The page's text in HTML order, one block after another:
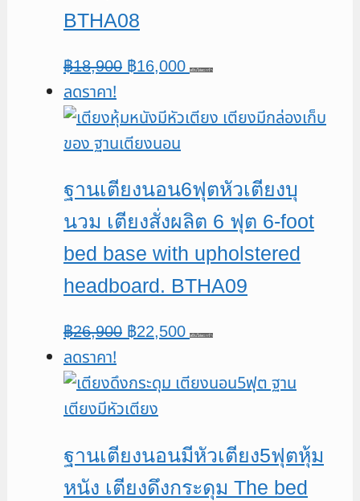
BTHA08
฿18,900 Original
was:
฿18,900.
฿16,000Current
is:
หยิบใส่ตะกร้า
ลดราคา!
ฐานเตียงนอน6ฟุตหัวเตียงบุ
นวม เตียงสั่งผลิต 6 ฟุต 6-foot
bed base with upholstered
headboard. BTHA09
฿26,900 Original
was:
฿26,900.
฿22,500Current
is:
หยิบใส่ตะกร้า
ลดราคา!
ฐานเตียงนอนมีหัวเตียง5ฟุตหุ้ม
หนัง เตียงดึงกระดุม The bed